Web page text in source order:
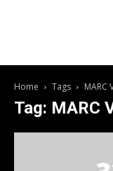
Home Tags MARC
Tag: MARC